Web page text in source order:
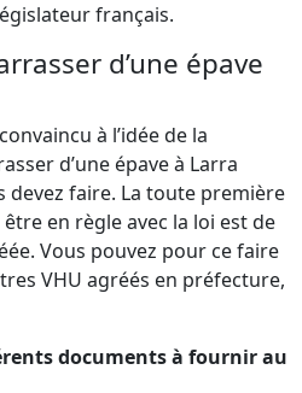
français.
d’une épave
à l’idée de la
d’une épave à Larra
devez faire. La toute première
en règle avec la loi est de
Vous pouvez pour ce faire
VHU agréés en préfecture,
documents à fournir au